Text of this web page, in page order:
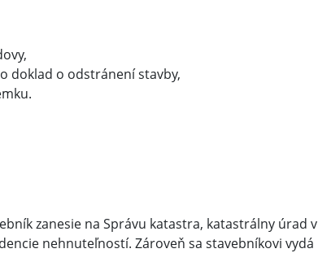
doklad o odstránení stavby,
zanesie na Správu katastra, katastrálny úrad v
nehnuteľností. Zároveň sa stavebníkovi vydá